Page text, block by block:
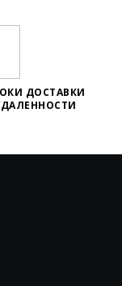
ДОСТАВКИ